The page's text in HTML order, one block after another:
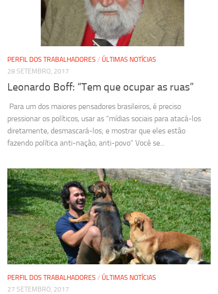
PERFIL DOS TRABALHADORES / ÚLTIMAS NOTÍCIAS
28 SETEMBRO, 2017
Leonardo Boff: “Tem que ocupar as ruas”
Para um dos maiores pensadores brasileiros, é preciso
pressionar os políticos, usar as “mídias sociais para atacá-los
diretamente, desmascará-los; e mostrar que eles estão
fazendo política anti-nação, anti-povo” Você se...
PERFIL DOS TRABALHADORES / ÚLTIMAS NOTÍCIAS
27 SETEMBRO, 2017